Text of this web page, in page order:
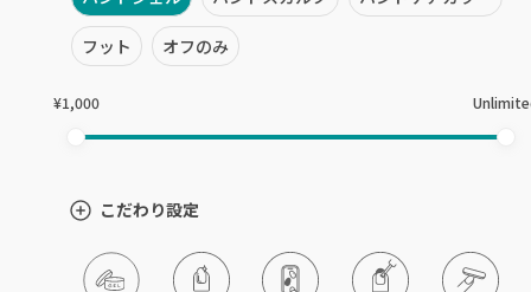
横須賀・鎌倉・逗子
大船・戸塚・保土ヶ谷
藤沢・湘南台・江ノ島
フット オフのみ
¥1,000
こだわり設定